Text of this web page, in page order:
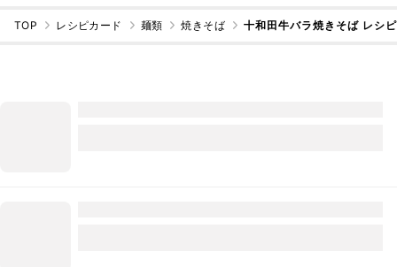
TOP レシピカード 麺類 焼きそば 十和田牛バラ焼きそば レシ